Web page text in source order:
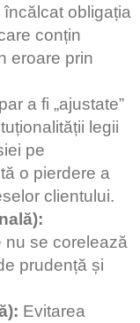
încălcat obligația
conțin
eroare prin
a fi „ajustate”
legii
pe
o pierdere a
clientului.
nu se corelează
prudență și
Evitarea